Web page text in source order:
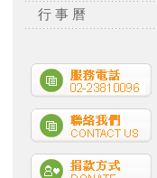
行 事 曆